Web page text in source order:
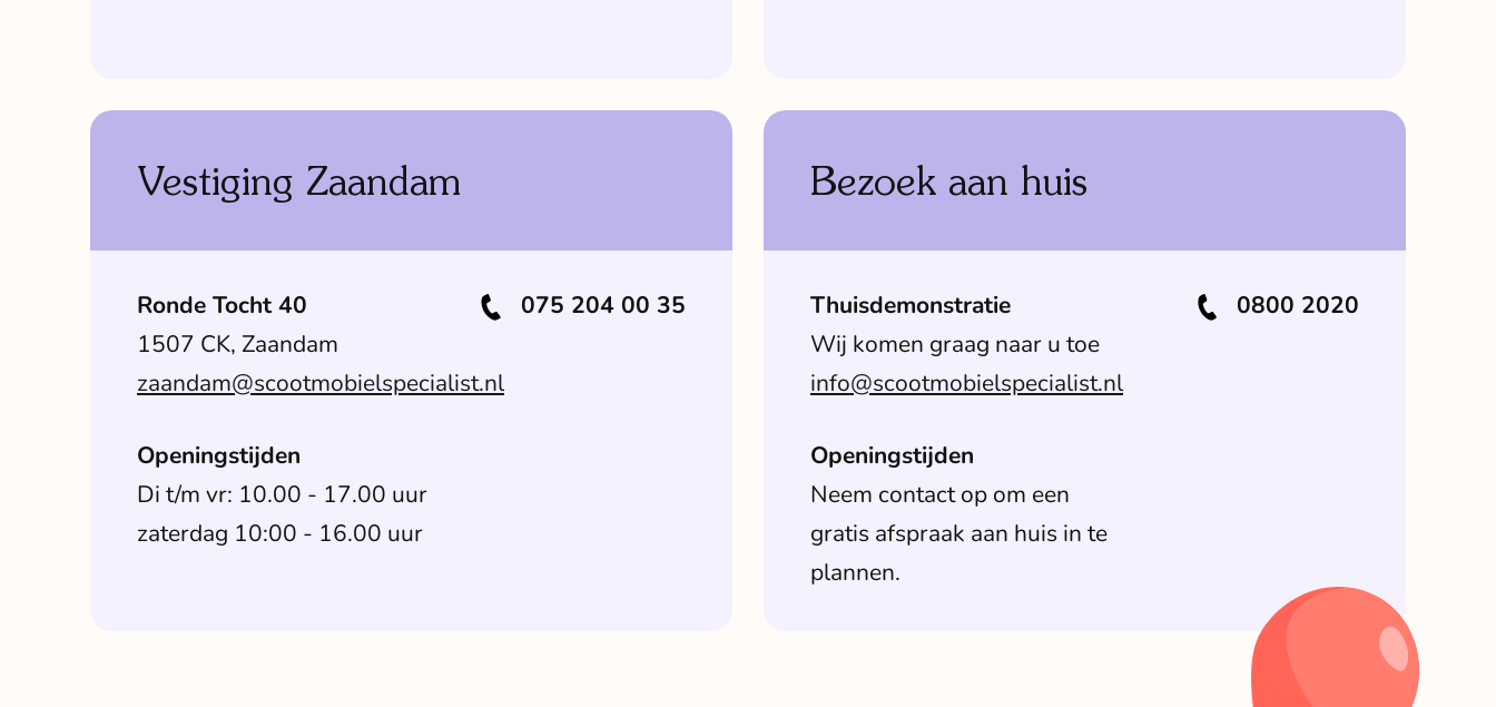
Vestiging Zaandam
Ronde Tocht 40
1507 CK, Zaandam
zaandam@scootmobielspecialist.nl
Openingstijden
Di t/m vr: 10.00 - 17.00 uur
zaterdag 10:00 - 16.00 uur
075 204 00 35
Bezoek aan huis
Thuisdemonstratie
Wij komen graag naar u toe
info@scootmobielspecialist.nl
Openingstijden
Neem contact op om een
gratis afspraak aan huis in te
plannen.
0800 2020